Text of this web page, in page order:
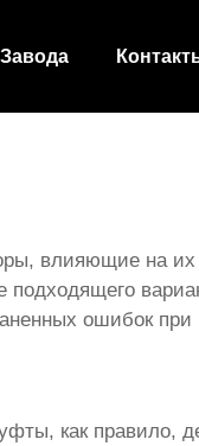
влияющие на их
подходящего
ошибок при
как правило,